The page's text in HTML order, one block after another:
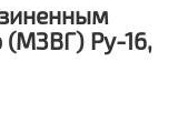
(МЗВГ) Ру-16,